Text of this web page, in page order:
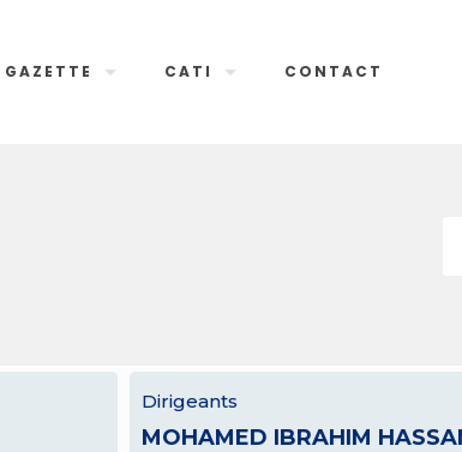
GAZETTE CATI CONTACT
Dirigeants
MOHAMED IBRAHIM